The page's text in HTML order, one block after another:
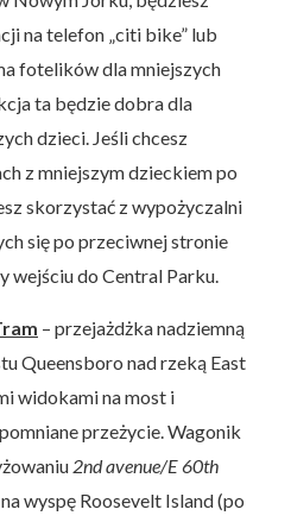
na telefon „citi bike” lub
fotelików dla mniejszych
ta będzie dobra dla
dzieci. Jeśli chcesz
z mniejszym dzieckiem po
skorzystać z wypożyczalni
się po przeciwnej stronie
wejściu do Central Parku.
– przejażdżka nadziemną
Queensboro nad rzeką East
widokami na most i
przeżycie. Wagonik
2nd avenue/E 60th
wyspę Roosevelt Island (po